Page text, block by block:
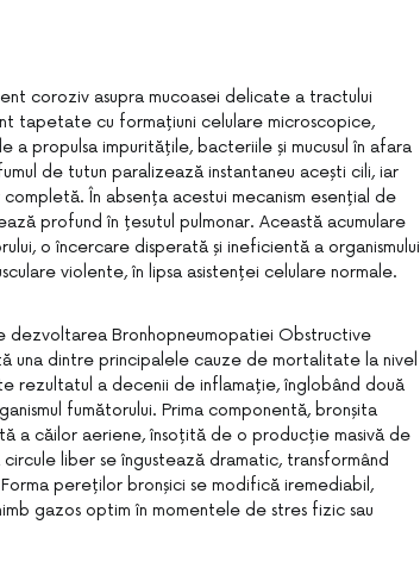
coroziv asupra mucoasei delicate a tractului
tapetate cu formațiuni celulare microscopice,
a propulsa impuritățile, bacteriile și mucusul în afara
de tutun paralizează instantaneu acești cili, iar
În absența acestui mecanism esențial de
profund în țesutul pulmonar. Această acumulare
o încercare disperată și ineficientă a organismului
violente, în lipsa asistenței celulare normale.
Bronhopneumopatiei Obstructive
dintre principalele cauze de mortalitate la nivel
rezultatul a decenii de inflamație, înglobând două
fumătorului. Prima componentă, bronșita
a căilor aeriene, însoțită de o producție masivă de
liber se îngustează dramatic, transformând
pereților bronșici se modifică iremediabil,
gazos optim în momentele de stres fizic sau